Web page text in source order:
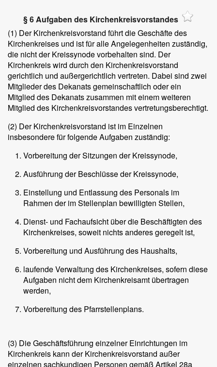
§ 6 Aufgaben des Kirchenkreisvorstandes
(1) Der Kirchenkreisvorstand führt die Geschäfte des
Kirchenkreises und ist für alle Angelegenheiten zuständig,
die nicht der Kreissynode vorbehalten sind. Der
Kirchenkreis wird durch den Kirchenkreisvorstand
gerichtlich und außergerichtlich vertreten. Dabei sind zwei
Mitglieder des Dekanats gemeinschaftlich oder ein
Mitglied des Dekanats zusammen mit einem weiteren
Mitglied des Kirchenkreisvorstandes vertretungsberechtigt.
(2) Der Kirchenkreisvorstand ist im Einzelnen
insbesondere für folgende Aufgaben zuständig:
Vorbereitung der Sitzungen der Kreissynode,
Ausführung der Beschlüsse der Kreissynode,
Einstellung und Entlassung des Personals im
Rahmen der im Stellenplan bewilligten Stellen,
Dienst- und Fachaufsicht über die Beschäftigten des
Kirchenkreises, soweit nichts anderes geregelt ist,
Vorbereitung und Ausführung des Haushalts,
laufende Verwaltung des Kirchenkreises, sofern diese
Aufgaben nicht dem Kirchenkreisamt übertragen
werden,
Vorbereitung des Pfarrstellenplans.
(3) Die Geschäftsführung einzelner Einrichtungen im
Kirchenkreis kann der Kirchenkreisvorstand außer
einzelnen sachkundigen Personen gemäß Artikel 28a